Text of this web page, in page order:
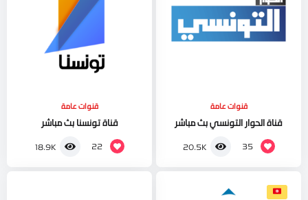
قنوات عامة
قناة الحوار التونسي بث مباشر
35
20.5K
قنوات عامة
قناة تونسنا بث مباشر
22
18.9K